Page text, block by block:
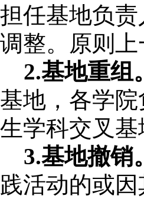
担任基地负
调整。原则
2.基地重组。
基地，各学
生学科交叉
3.基地撤销。
践活动的或